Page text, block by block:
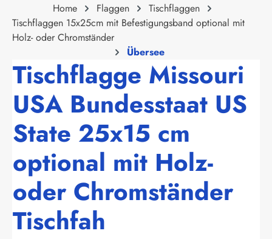
Home Flaggen
Tischflaggen
Tischflaggen 15x25cm mit Befestigungsband optional mit
Holz- oder Chromständer
Übersee
Tischflagge Missouri
USA Bundesstaat US
State 25x15 cm
optional mit Holz-
oder Chromständer
Tischfah